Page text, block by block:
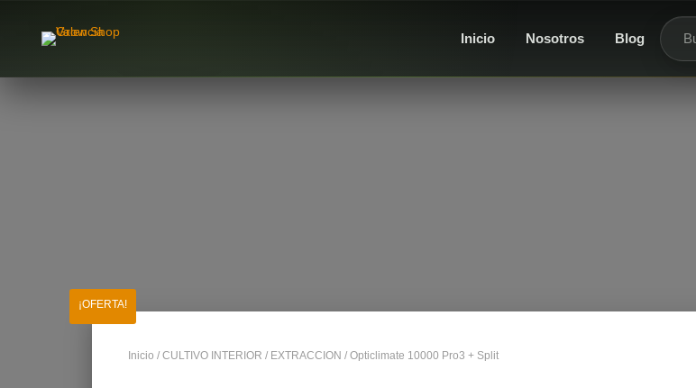
Inicio Nosotros Blog
Inicio / CULTIVO INTERIOR / EXTRACCION / Opticlimate 10000 Pro3 + Split
¡OFERTA!